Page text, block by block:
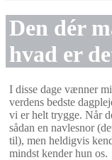
Den dér
hvad er
I disse dage vænner
verdens bedste
vi er helt trygge. Når
sådan en navlesnor
til), men heldigvis
mindst kender hun os.